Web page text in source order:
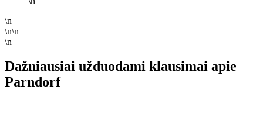
\n
\n\n
\n
Dažniausiai užduodami klausimai apie
Parndorf